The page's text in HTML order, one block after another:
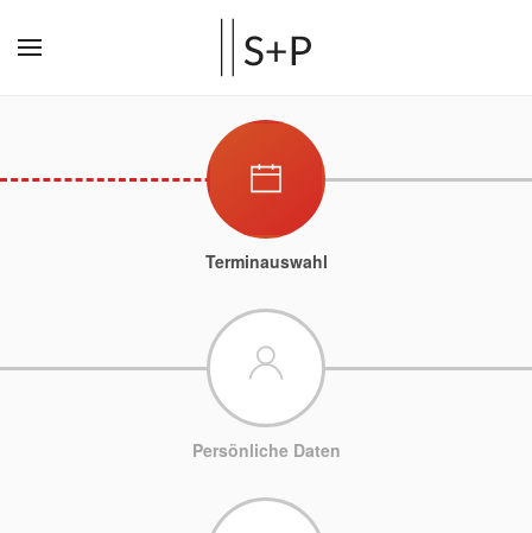
Terminauswahl
Persönliche Daten